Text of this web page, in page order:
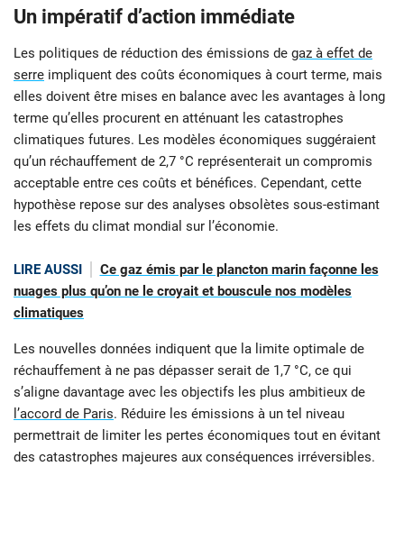
Un impératif d’action immédiate
Les politiques de réduction des émissions de gaz à effet de
serre impliquent des coûts économiques à court terme, mais
elles doivent être mises en balance avec les avantages à long
terme qu’elles procurent en atténuant les catastrophes
climatiques futures. Les modèles économiques suggéraient
qu’un réchauffement de 2,7 °C représenterait un compromis
acceptable entre ces coûts et bénéfices. Cependant, cette
hypothèse repose sur des analyses obsolètes sous-estimant
les effets du climat mondial sur l’économie.
LIRE AUSSI
Ce gaz émis par le plancton marin façonne les
nuages plus qu’on ne le croyait et bouscule nos modèles
climatiques
Les nouvelles données indiquent que la limite optimale de
réchauffement à ne pas dépasser serait de 1,7 °C, ce qui
s’aligne davantage avec les objectifs les plus ambitieux de
l’accord de Paris. Réduire les émissions à un tel niveau
permettrait de limiter les pertes économiques tout en évitant
des catastrophes majeures aux conséquences irréversibles.